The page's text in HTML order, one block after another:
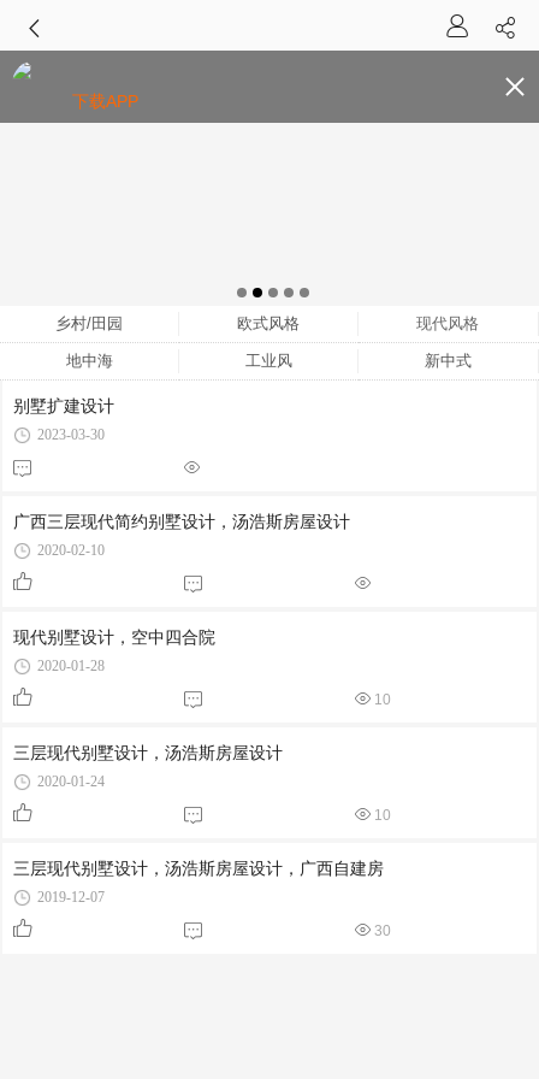
乡村/田园 欧式风格 现代风格
地中海 工业风 新中式
别墅扩建设计
2023-03-30
广西三层现代简约别墅设计，汤浩斯房屋设计
2020-02-10
现代别墅设计，空中四合院
2020-01-28
10
三层现代别墅设计，汤浩斯房屋设计
2020-01-24
10
三层现代别墅设计，汤浩斯房屋设计，广西自建房
2019-12-07
30
下载APP